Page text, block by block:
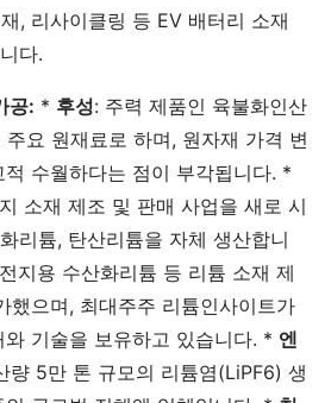
, 리사이클링 등 EV 배터리 소재
다.
공: * 후성: 주력 제품인 육불화인산
요 원재료로 하며, 원자재 가격 변
수월하다는 점이 부각됩니다. *
소재 제조 및 판매 사업을 새로 시
리튬, 탄산리튬을 자체 생산합니
지용 수산화리튬 등 리튬 소재 제
했으며, 최대주주 리튬인사이트가
기술을 보유하고 있습니다. * 엔
량 5만 톤 규모의 리튬염(LiPF6) 생